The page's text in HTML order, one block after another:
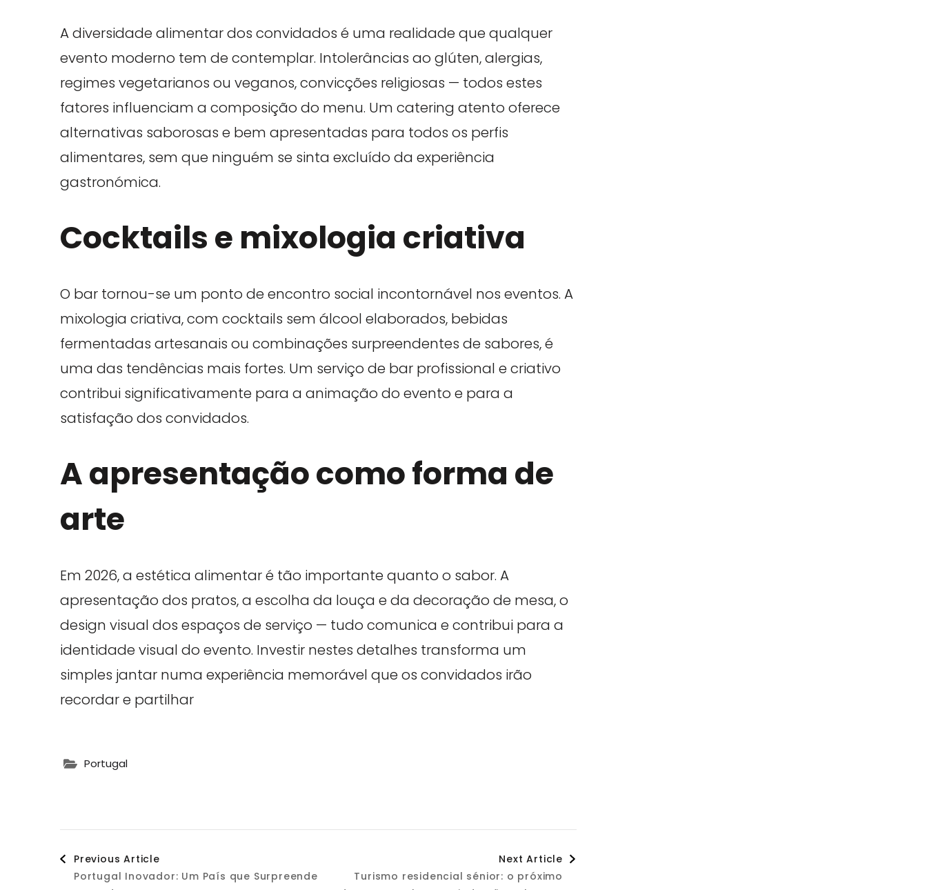
A diversidade alimentar dos convidados é uma realidade que qualquer
evento moderno tem de contemplar. Intolerâncias ao glúten, alergias,
regimes vegetarianos ou veganos, convicções religiosas — todos estes
fatores influenciam a composição do menu. Um catering atento oferece
alternativas saborosas e bem apresentadas para todos os perfis
alimentares, sem que ninguém se sinta excluído da experiência
gastronómica.
Cocktails e mixologia criativa
O bar tornou-se um ponto de encontro social incontornável nos eventos. A
mixologia criativa, com cocktails sem álcool elaborados, bebidas
fermentadas artesanais ou combinações surpreendentes de sabores, é
uma das tendências mais fortes. Um serviço de bar profissional e criativo
contribui significativamente para a animação do evento e para a
satisfação dos convidados.
A apresentação como forma de
arte
Em 2026, a estética alimentar é tão importante quanto o sabor. A
apresentação dos pratos, a escolha da louça e da decoração de mesa, o
design visual dos espaços de serviço — tudo comunica e contribui para a
identidade visual do evento. Investir nestes detalhes transforma um
simples jantar numa experiência memorável que os convidados irão
recordar e partilhar
Portugal
Post
Previous Article
Portugal Inovador: Um País que Surpreende
Next Article
Turismo residencial sénior: o próximo